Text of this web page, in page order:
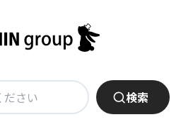
検索